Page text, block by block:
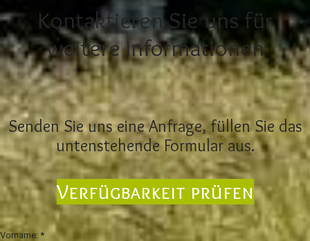
Kontaktieren Sie uns für
weitere Informationen
Senden Sie uns eine Anfrage, füllen Sie das
untenstehende Formular aus.
Verfügbarkeit prüfen
Vorname: *